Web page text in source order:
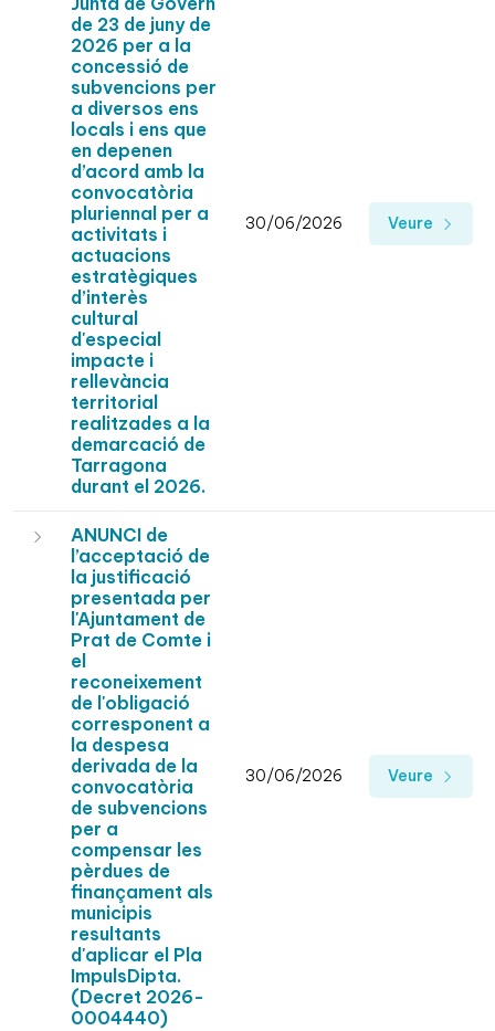
de 23 de juny de
2026 per a la
concessió de
subvencions per
a diversos ens
locals i ens que
en depenen
d’acord amb la
convocatòria
pluriennal per a
activitats i
actuacions
estratègiques
d’interès
cultural
d'especial
impacte i
rellevància
territorial
realitzades a la
demarcació de
Tarragona
durant el 2026.
30/06/2026 Veure
ANUNCI de
l’acceptació de
la justificació
presentada per
l'Ajuntament de
Prat de Comte i
el
reconeixement
de l'obligació
corresponent a
la despesa
derivada de la
convocatòria
de subvencions
per a
compensar les
pèrdues de
finançament als
municipis
resultants
d'aplicar el Pla
ImpulsDipta.
(Decret 2026-
0004440)
30/06/2026 Veure